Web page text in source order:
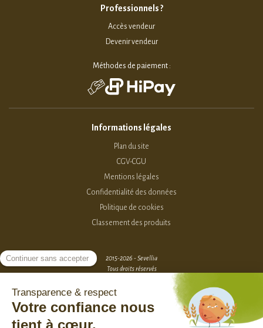
Professionnels ?
Accès vendeur
Devenir vendeur
Méthodes de paiement :
Informations légales
Plan du site
CGV-CGU
Mentions légales
Confidentialité des données
Politique de cookies
Classement des produits
2015-2026 - Sevellia
Tous droits réservés